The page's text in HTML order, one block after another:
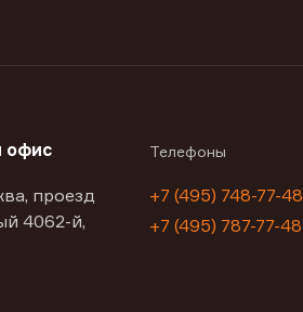
офис
проезд
4062-й,
Телефоны
+7 (495) 748-77-48
+7 (495) 787-77-48